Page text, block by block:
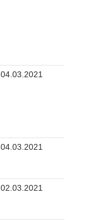
04.03.2021
04.03.2021
02.03.2021